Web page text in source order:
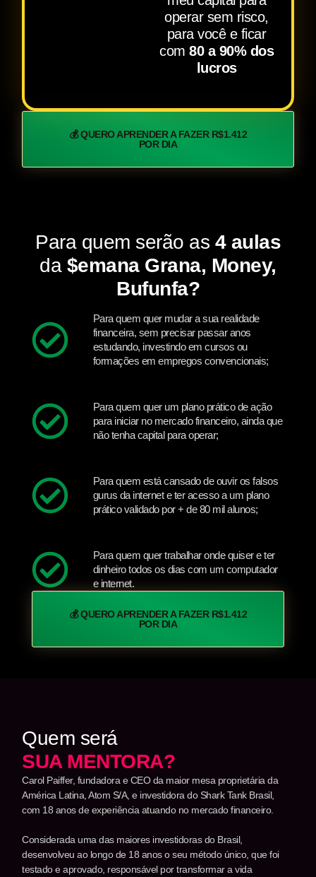
operar sem risco,
para você e ficar
com80 a 90% dos
lucros
💰 QUERO APRENDER A FAZER R$1.412
POR DIA
Para quem serão as 4 aulas
da $emana Grana, Money,
Bufunfa?
Para quem quer mudar a sua realidade
financeira, sem precisar passar anos
estudando, investindo em cursos ou
formações em empregos convencionais;
Para quem quer um plano prático de ação
para iniciar no mercado financeiro, ainda que
não tenha capital para operar;
Para quem está cansado de ouvir os falsos
gurus da internet e ter acesso a um plano
prático validado por + de 80 mil alunos;
Para quem quer trabalhar onde quiser e ter
dinheiro todos os dias com um computador
e internet.
💰 QUERO APRENDER A FAZER R$1.412
POR DIA
Quem será
SUA MENTORA?
Carol Paiffer, fundadora e CEO da maior mesa proprietária da
América Latina, Atom S/A, e investidora do Shark Tank Brasil,
com 18 anos de experiência atuando no mercado financeiro.
Considerada uma das maiores investidoras do Brasil,
desenvolveu ao longo de 18 anos o seu método único, que foi
testado e aprovado, responsável por transformar a vida